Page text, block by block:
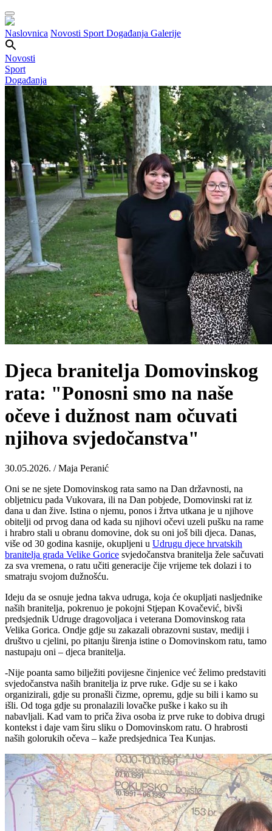
Naslovnica Novosti Sport Događanja Galerije
Novosti
Sport
Događanja
Djeca branitelja Domovinskog
rata: "Ponosni smo na naše
očeve i dužnost nam očuvati
njihova svjedočanstva"
30.05.2026. / Maja Peranić
Oni se ne sjete Domovinskog rata samo na Dan državnosti, na
obljetnicu pada Vukovara, ili na Dan pobjede, Domovinski rat iz
dana u dan žive. Istina o njemu, ponos i žrtva utkana je u njihove
obitelji od prvog dana od kada su njihovi očevi uzeli pušku na rame
i hrabro stali u obranu domovine, dok su oni još bili djeca. Danas,
više od 30 godina kasnije, okupljeni u Udrugu djece hrvatskih
branitelja grada Velike Gorice svjedočanstva branitelja žele sačuvati
za sva vremena, o ratu učiti generacije čije vrijeme tek dolazi i to
smatraju svojom dužnošću.
Ideju da se osnuje jedna takva udruga, koja će okupljati nasljednike
naših branitelja, pokrenuo je pokojni Stjepan Kovačević, bivši
predsjednik Udruge dragovoljaca i veterana Domovinskog rata
Velika Gorica. Ondje gdje su zakazali obrazovni sustav, mediji i
društvo u cjelini, po pitanju širenja istine o Domovinskom ratu, tamo
nastupaju oni – djeca branitelja.
-Nije poanta samo bilježiti povijesne činjenice već želimo predstaviti
svjedočanstva naših branitelja iz prve ruke. Gdje su se i kako
organizirali, gdje su pronašli čizme, opremu, gdje su bili i kamo su
išli. Od toga gdje su pronalazili lovačke puške i kako su ih
nabavljali. Kad vam to priča živa osoba iz prve ruke to dobiva drugi
kontekst i daje vam širu sliku o Domovinskom ratu. O hrabrosti
naših golorukih očeva – kaže predsjednica Tea Kunjas.